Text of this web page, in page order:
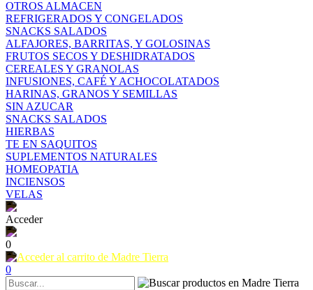
OTROS ALMACEN
REFRIGERADOS Y CONGELADOS
SNACKS SALADOS
ALFAJORES, BARRITAS, Y GOLOSINAS
FRUTOS SECOS Y DESHIDRATADOS
CEREALES Y GRANOLAS
INFUSIONES, CAFÉ Y ACHOCOLATADOS
HARINAS, GRANOS Y SEMILLAS
SIN AZUCAR
SNACKS SALADOS
HIERBAS
TE EN SAQUITOS
SUPLEMENTOS NATURALES
HOMEOPATIA
INCIENSOS
VELAS
Acceder
0
0